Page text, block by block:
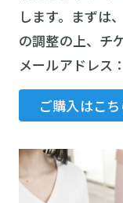
します。まずは
の調整の上、チ
メールアドレ
ご購入はこち